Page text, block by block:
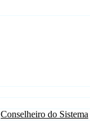
Conselheiro do Sistema